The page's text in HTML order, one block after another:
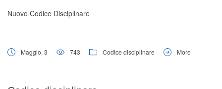
Nuovo Codice Disciplinare
Maggio, 3 743 Codice disciplinare More